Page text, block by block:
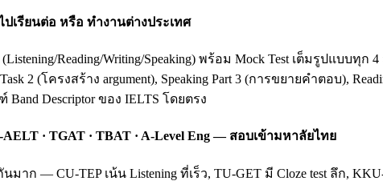
เรียนต่อ หรือ ทำงานต่างประเทศ
Reading/Writing/Speaking) พร้อม Mock Test เต็มรูปแบบ
2 (โครงสร้าง argument), Speaking Part 3 (การขยายคำตอบ),
Descriptor ของ IELTS โดยตรง
AELT · TGAT · TBAT · A-Level Eng — สอบเข้ามหาลัยไทย
าก — CU-TEP เน้น Listening ที่เร็ว, TU-GET มี Cloze test ลึก,